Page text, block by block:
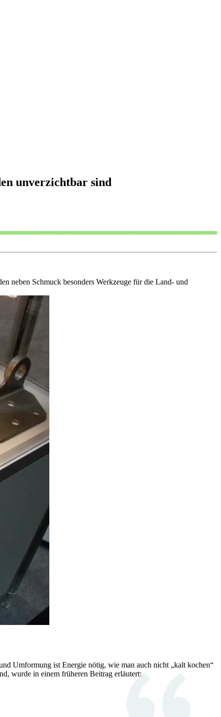
unverzichtbar sind
neben Schmuck besonders Werkzeuge für die Land- und
Umformung ist Energie nötig, wie man auch nicht „kalt kochen“
wurde in einem früheren Beitrag erläutert: